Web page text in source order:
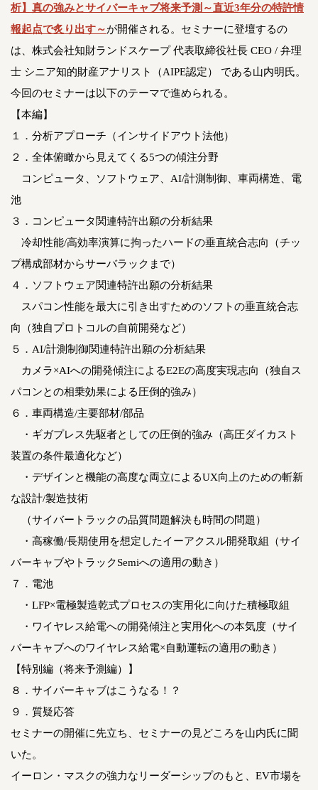
析】真の強みとサイバーキャブ将来予測～直近3年分の特許情
報起点で炙り出す～が開催される。セミナーに登壇するの
は、株式会社知財ランドスケープ 代表取締役社長 CEO / 弁理
士 シニア知的財産アナリスト（AIPE認定） である山内明氏。
今回のセミナーは以下のテーマで進められる。
【本編】
１．分析アプローチ（インサイドアウト法他）
２．全体俯瞰から見えてくる5つの傾注分野
コンピュータ、ソフトウェア、AI/計測制御、車両構造、電
池
３．コンピュータ関連特許出願の分析結果
冷却性能/高効率演算に拘ったハードの垂直統合志向（チッ
プ構成部材からサーバラックまで）
４．ソフトウェア関連特許出願の分析結果
スパコン性能を最大に引き出すためのソフトの垂直統合志
向（独自プロトコルの自前開発など）
５．AI/計測制御関連特許出願の分析結果
カメラ×AIへの開発傾注によるE2Eの高度実現志向（独自ス
パコンとの相乗効果による圧倒的強み）
６．車両構造/主要部材/部品
・ギガプレス先駆者としての圧倒的強み（高圧ダイカスト
装置の条件最適化など）
・デザインと機能の高度な両立によるUX向上のための斬新
な設計/製造技術
（サイバートラックの品質問題解決も時間の問題）
・高稼働/長期使用を想定したイーアクスル開発取組（サイ
バーキャブやトラックSemiへの適用の動き）
７．電池
・LFP×電極製造乾式プロセスの実用化に向けた積極取組
・ワイヤレス給電への開発傾注と実用化への本気度（サイ
バーキャブへのワイヤレス給電×自動運転の適用の動き）
【特別編（将来予測編）】
８．サイバーキャブはこうなる！？
９．質疑応答
セミナーの開催に先立ち、セミナーの見どころを山内氏に聞
いた。
イーロン・マスクの強力なリーダーシップのもと、EV市場を